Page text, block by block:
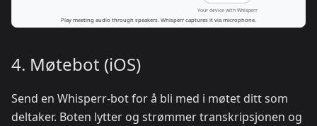
4. Møtebot (iOS)
Send en Whisperr-bot for å bli med i møtet ditt som
deltaker. Boten lytter og strømmer transkripsjonen og